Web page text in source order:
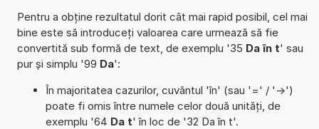
Pentru a obține rezultatul dorit cât mai rapid posibil, cel mai
bine este să introduceți valoarea care urmează să fie
convertită sub formă de text, de exemplu '35 Da în t' sau
pur și simplu '99 Da':
În majoritatea cazurilor, cuvântul 'în' (sau '=' / '->')
poate fi omis între numele celor două unități, de
exemplu '64 Da t' în loc de '32 Da în t'.